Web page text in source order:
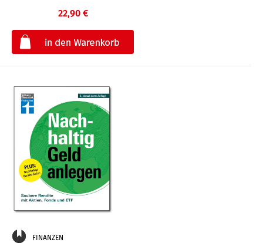
22,90 €
FINANZEN